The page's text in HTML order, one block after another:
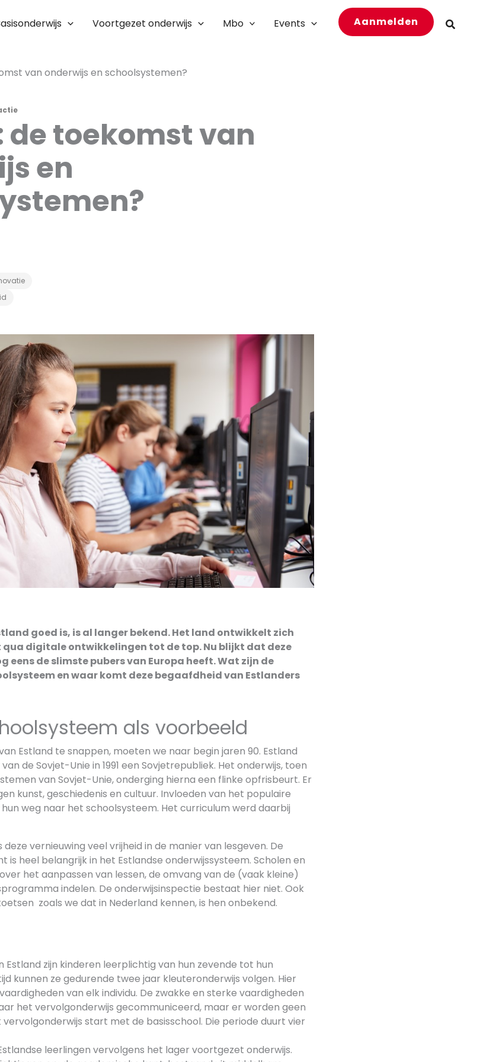
Voortgezet onderwijs Mbo Events Aanmelden Zoeken
van onderwijs en schoolsystemen?
de toekomst van
en
goed is, is al langer bekend. Het land ontwikkelt zich
qua digitale ontwikkelingen tot de top. Nu blijkt dat deze
eens de slimste pubers van Europa heeft. Wat zijn de
en waar komt deze begaafdheid van Estlanders
als voorbeeld
Estland te snappen, moeten we naar begin jaren 90. Estland
de Sovjet-Unie in 1991 een Sovjetrepubliek. Het onderwijs, toen
van Sovjet-Unie, onderging hierna een flinke opfrisbeurt. Er
kunst, geschiedenis en cultuur. Invloeden van het populaire
weg naar het schoolsysteem. Het curriculum werd daarbij
vernieuwing veel vrijheid in de manier van lesgeven. De
is heel belangrijk in het Estlandse onderwijssysteem. Scholen en
het aanpassen van lessen, de omvang van de (vaak kleine)
indelen. De onderwijsinspectie bestaat hier niet. Ook
zoals we dat in Nederland kennen, is hen onbekend.
Estland zijn kinderen leerplichtig van hun zevende tot hun
kunnen ze gedurende twee jaar kleuteronderwijs volgen. Hier
van elk individu. De zwakke en sterke vaardigheden
het vervolgonderwijs gecommuniceerd, maar er worden geen
start met de basisschool. Die periode duurt vier
leerlingen vervolgens het lager voortgezet onderwijs.